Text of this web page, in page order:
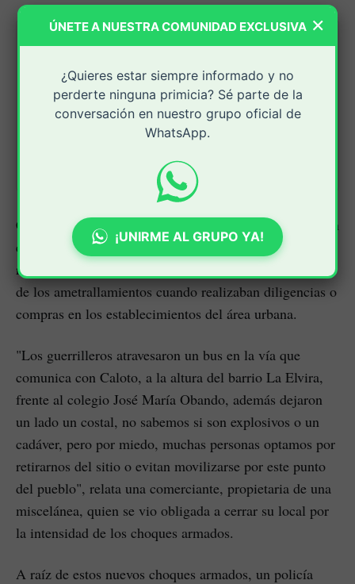
Capturado narcotraficante
este de Texas de los Estados
Unidos
Esta persona era solicitada por los
delitos narcotráfico y concierto
:.Periodicovirtual.com.:
periodicovirtual
Como este domingo 13 de octubre es día de mercado en
este poblado, muchas personas se vieron obligados a
retirarse del sector del centro para no quedar en medio
de los ametrallamientos cuando realizaban diligencias o
compras en los establecimientos del área urbana.
"Los guerrilleros atravesaron un bus en la vía que
comunica con Caloto, a la altura del barrio La Elvira,
frente al colegio José María Obando, además dejaron
un lado un costal, no sabemos si son explosivos o un
cadáver, pero por miedo, muchas personas optamos por
retirarnos del sitio o evitan movilizarse por este punto
del pueblo", relata una comerciante, propietaria de una
miscelánea, quien se vio obligada a cerrar su local por
la intensidad de los choques armados.
A raíz de estos nuevos choques armados, un policía
×
ÚNETE A NUESTRA COMUNIDAD EXCLUSIVA
¿Quieres estar siempre informado y no
perderte ninguna primicia? Sé parte de la
conversación en nuestro grupo oficial de
WhatsApp.
¡UNIRME AL GRUPO YA!